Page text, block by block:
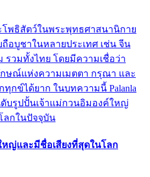
โพธิสัตว์ในพระพุทธศาสนานิกาย
อบูชาในหลายประเทศ เช่น จีน
รวมทั้งไทย โดยมีความเชื่อว่า
ษณ์แห่งความเมตตา กรุณา และ
กข์ได้ยาก ในบทความนี้ Palanla
ดับรูปปั้นเจ้าแม่กวนอิมองค์ใหญ่
ลกในปัจจุบัน
ญ่และมีชื่อเสียงที่สุดในโลก